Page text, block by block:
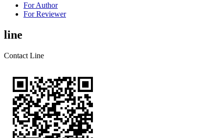
For Author
For Reviewer
line
Contact Line